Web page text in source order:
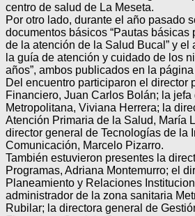
centro de salud de La Meseta.
Por otro lado, durante el año pasado
documentos básicos “Pautas básicas
de la atención de la Salud Bucal” y el
la guía de atención y cuidado de los
años”, ambos publicados en la
Del encuentro participaron el director
Financiero, Juan Carlos Bolán; la
Metropolitana, Viviana Herrera; la
Atención Primaria de la Salud, María
director general de Tecnologías de la
Comunicación, Marcelo Pizarro.
También estuvieron presentes la
Programas, Adriana Montemurro; el
Planeamiento y Relaciones
administrador de la zona sanitaria
Rubilar; la directora general de